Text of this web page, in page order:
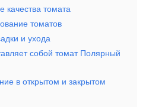
качества томата
томатов
и ухода
собой томат Полярный
в открытом и закрытом